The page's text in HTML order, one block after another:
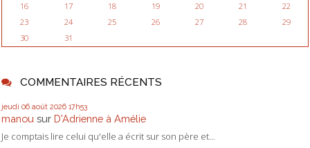
16
17 18 19 20 21
22
23
24 25 26 27 28
29
30
31
COMMENTAIRES RÉCENTS
jeudi 06 août 2026 17h53
manou sur D'Adrienne à Amélie
Je comptais lire celui qu'elle a écrit sur son père et...